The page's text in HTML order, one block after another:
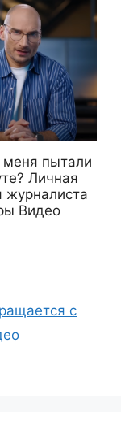
пытали
Личная
журналиста
Видео
с